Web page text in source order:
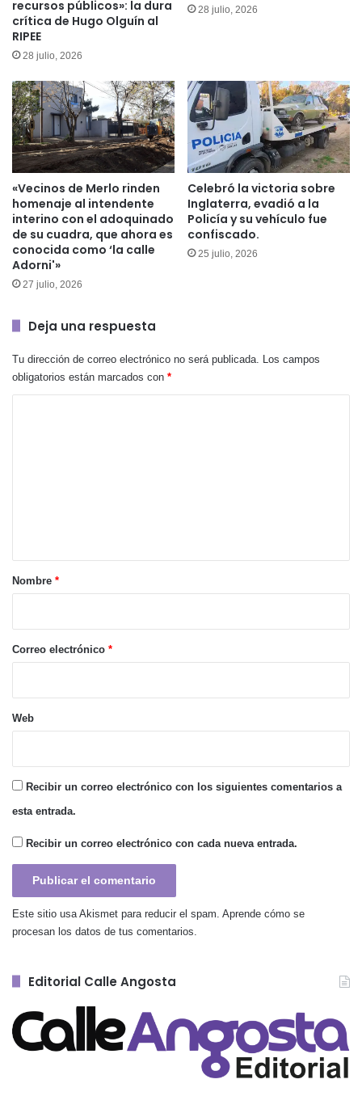
recursos públicos»: la dura
crítica de Hugo Olguín al
RIPEE
28 julio, 2026
28 julio, 2026
«Vecinos de Merlo rinden
homenaje al intendente
interino con el adoquinado
de su cuadra, que ahora es
conocida como ‘la calle
Adorni'»
27 julio, 2026
Celebró la victoria sobre
Inglaterra, evadió a la
Policía y su vehículo fue
confiscado.
25 julio, 2026
Deja una respuesta
Tu dirección de correo electrónico no será publicada.
Los campos
obligatorios están marcados con *
r
*
Nombre *
Correo electrónico *
Web
Recibir un correo electrónico con los siguientes comentarios a
esta entrada.
Recibir un correo electrónico con cada nueva entrada.
Este sitio usa Akismet para reducir el spam. Aprende cómo se
procesan los datos de tus comentarios.
Editorial Calle Angosta